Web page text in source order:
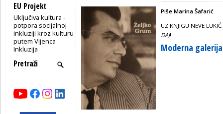
EU Projekt
Uključiva kultura -
potpora socijalnoj
inkluziji kroz kulturu
putem Vijenca
Inkluzija
Piše Marina Šafarić
UZ KNJIGU NEVE
DAJ!
Moderna